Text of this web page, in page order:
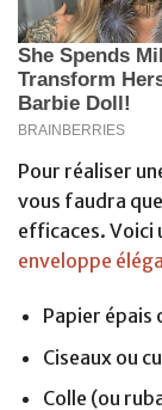
Pour réaliser
vous faudra
efficaces. Voici
enveloppe
Papier épais
Ciseaux ou
Colle (ou